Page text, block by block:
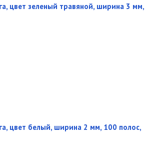
цвет зеленый травяной, ширина 3 мм,
цвет белый, ширина 2 мм, 100 полос,